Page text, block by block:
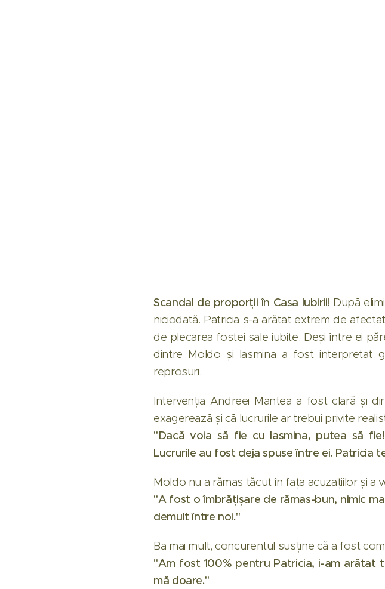
Scandal de proporții în Casa Iubirii! După
niciodată. Patricia s-a arătat extrem de
de plecarea fostei sale iubite. Deși între ei
dintre Moldo și Iasmina a fost interpretat
reproșuri.
Intervenția Andreei Mantea a fost clară și
exagerează și că lucrurile ar trebui privite
"Dacă voia să fie cu Iasmina, putea să
Lucrurile au fost deja spuse între ei. Patricia
Moldo nu a rămas tăcut în fața acuzațiilor și a
"A fost o îmbrățișare de rămas-bun, nimic
demult între noi."
Ba mai mult, concurentul susține că a fost
"Am fost 100% pentru Patricia, i-am arătat
mă doare."